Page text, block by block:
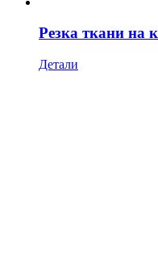
Резка ткани на
Детали